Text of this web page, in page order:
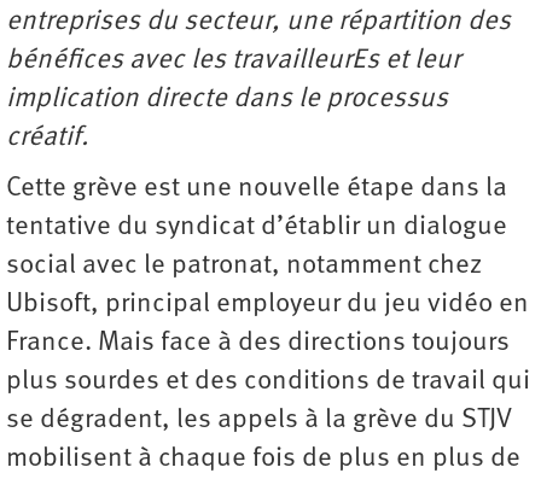
entreprises du secteur, une répartition des
bénéfices avec les travailleurEs et leur
implication directe dans le processus
créatif.
Cette grève est une nouvelle étape dans la
tentative du syndicat d’établir un dialogue
social avec le patronat, notamment chez
Ubisoft, principal employeur du jeu vidéo en
France. Mais face à des directions toujours
plus sourdes et des conditions de travail qui
se dégradent, les appels à la grève du STJV
mobilisent à chaque fois de plus en plus de